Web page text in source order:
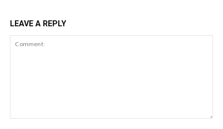
LEAVE A REPLY